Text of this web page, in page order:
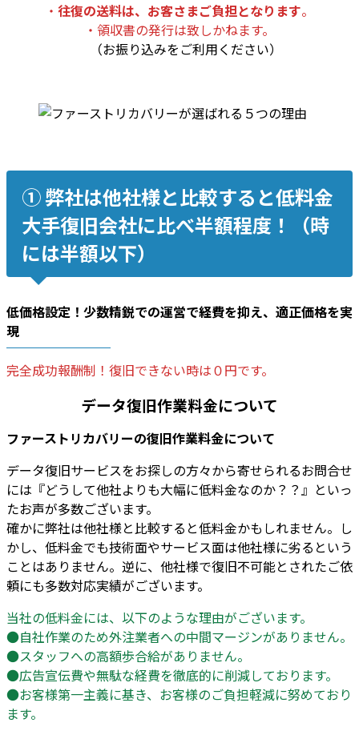
・ 往復の送料は、お客さまご負担となります。
・領収書の発行は致しかねます。
（お振り込みをご利用ください）
➀ 弊社は他社様と比較すると低料金
大手復旧会社に比べ半額程度！（時
には半額以下）
低価格設定！少数精鋭での運営で経費を抑え、適正価格を実
現
完全成功報酬制！復旧できない時は０円です。
データ復旧作業料金について
ファーストリカバリーの復旧作業料金について
データ復旧サービスをお探しの方々から寄せられるお問合せ
には『どうして他社よりも大幅に低料金なのか？？』といっ
たお声が多数ございます。
確かに弊社は他社様と比較すると低料金かもしれません。し
かし、低料金でも技術面やサービス面は他社様に劣るという
ことはありません。逆に、他社様で復旧不可能とされたご依
頼にも多数対応実績がございます。
当社の低料金には、以下のような理由がございます。
●自社作業のため外注業者への中間マージンがありません。
●スタッフへの高額歩合給がありません。
●広告宣伝費や無駄な経費を徹底的に削減しております。
●お客様第一主義に基き、お客様のご負担軽減に努めており
ます。